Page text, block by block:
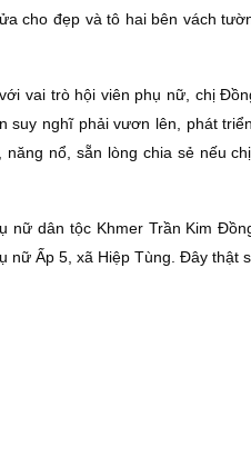
cho đẹp và tô hai bên vách
vai trò hội viên phụ nữ, chị
suy nghĩ phải vươn lên, phát
nổ, sẵn lòng chia sẻ nếu
nữ dân tộc Khmer Trần Kim
nữ Ấp 5, xã Hiệp Tùng. Ðây